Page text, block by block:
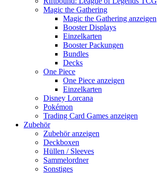
Magic the Gathering
Magic the Gathering anzeigen
Booster Displays
Einzelkarten
Booster Packungen
Bundles
Decks
One Piece
One Piece anzeigen
Einzelkarten
Disney Lorcana
Pokémon
Trading Card Games anzeigen
Zubehör
Zubehör anzeigen
Deckboxen
Hüllen / Sleeves
Sammelordner
Sonstiges